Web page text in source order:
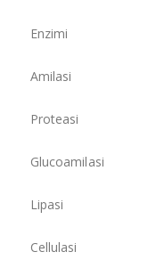
Enzimi
Amilasi
Proteasi
Glucoamilasi
Lipasi
Cellulasi